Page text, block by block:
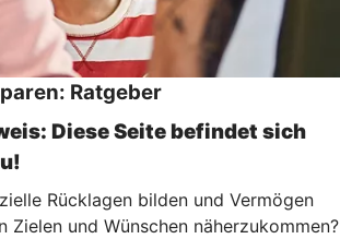
Ratgeber
Diese Seite befindet sich
Rücklagen bilden und Vermögen
Zielen und Wünschen näherzukommen?